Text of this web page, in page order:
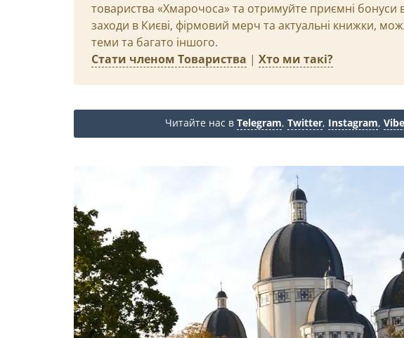
товариства «Хмарочоса» та отримуйте приємні бонуси
заходи в Києві, фірмовий мерч та актуальні книжки,
теми та багато іншого.
Стати членом Товариства | Хто ми такі?
Читайте нас в Telegram, Twitter, Instagram,